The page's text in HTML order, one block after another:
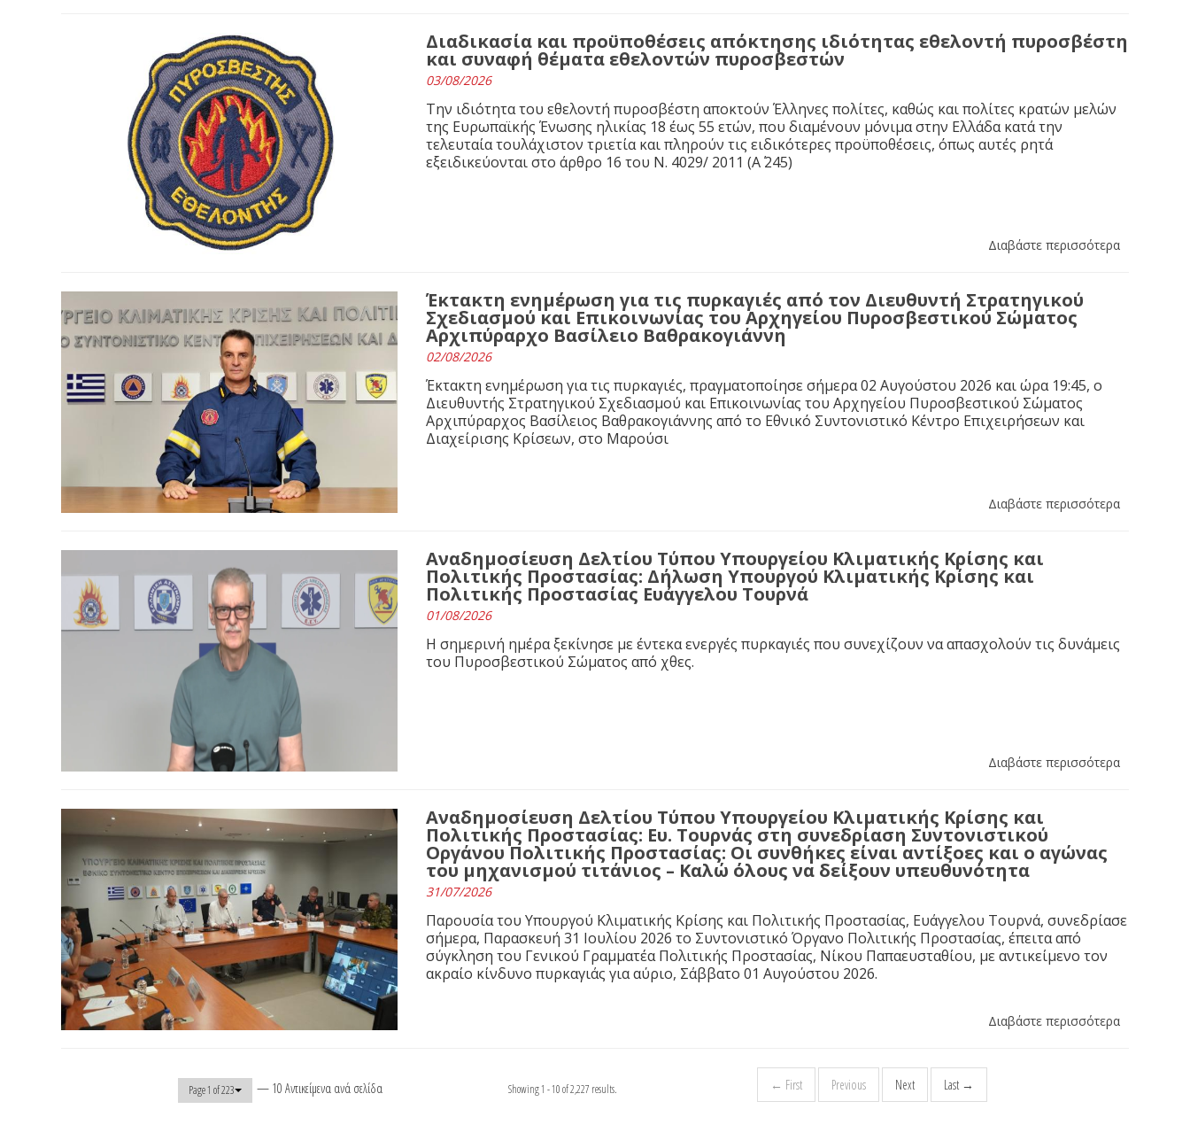
Διαδικασία και προϋποθέσεις απόκτησης ιδιότητας εθελοντή πυροσβέστη
και συναφή θέματα εθελοντών πυροσβεστών
03/08/2026
Την ιδιότητα του εθελοντή πυροσβέστη αποκτούν Έλληνες πολίτες, καθώς και πολίτες κρατών μελών
της Ευρωπαϊκής Ένωσης ηλικίας 18 έως 55 ετών, που διαμένουν μόνιμα στην Ελλάδα κατά την
τελευταία τουλάχιστον τριετία και πληρούν τις ειδικότερες προϋποθέσεις, όπως αυτές ρητά
εξειδικεύονται στο άρθρο 16 του N. 4029/ 2011 (Α΄ 245)
Διαβάστε περισσότερα
Έκτακτη ενημέρωση για τις πυρκαγιές από τον Διευθυντή Στρατηγικού
Σχεδιασμού και Επικοινωνίας του Αρχηγείου Πυροσβεστικού Σώματος
Αρχιπύραρχο Βασίλειο Βαθρακογιάννη
02/08/2026
Έκτακτη ενημέρωση για τις πυρκαγιές, πραγματοποίησε σήμερα 02 Αυγούστου 2026 και ώρα 19:45, ο
Διευθυντής Στρατηγικού Σχεδιασμού και Επικοινωνίας του Αρχηγείου Πυροσβεστικού Σώματος
Αρχιπύραρχος Βασίλειος Βαθρακογιάννης από το Εθνικό Συντονιστικό Κέντρο Επιχειρήσεων και
Διαχείρισης Κρίσεων, στο Μαρούσι
Διαβάστε περισσότερα
Αναδημοσίευση Δελτίου Τύπου Υπουργείου Κλιματικής Κρίσης και
Πολιτικής Προστασίας: Δήλωση Υπουργού Κλιματικής Κρίσης και
Πολιτικής Προστασίας Ευάγγελου Τουρνά
01/08/2026
Η σημερινή ημέρα ξεκίνησε με έντεκα ενεργές πυρκαγιές που συνεχίζουν να απασχολούν τις δυνάμεις
του Πυροσβεστικού Σώματος από χθες.
Διαβάστε περισσότερα
Αναδημοσίευση Δελτίου Τύπου Υπουργείου Κλιματικής Κρίσης και
Πολιτικής Προστασίας: Ευ. Τουρνάς στη συνεδρίαση Συντονιστικού
Οργάνου Πολιτικής Προστασίας: Οι συνθήκες είναι αντίξοες και ο αγώνας
του μηχανισμού τιτάνιος – Καλώ όλους να δείξουν υπευθυνότητα
31/07/2026
Παρουσία του Υπουργού Κλιματικής Κρίσης και Πολιτικής Προστασίας, Ευάγγελου Τουρνά, συνεδρίασε
σήμερα, Παρασκευή 31 Ιουλίου 2026 το Συντονιστικό Όργανο Πολιτικής Προστασίας, έπειτα από
σύγκληση του Γενικού Γραμματέα Πολιτικής Προστασίας, Νίκου Παπαευσταθίου, με αντικείμενο τον
ακραίο κίνδυνο πυρκαγιάς για αύριο, Σάββατο 01 Αυγούστου 2026.
Διαβάστε περισσότερα
Page 1 of 223 — 10 Αντικείμενα ανά σελίδα Showing 1 - 10 of 2,227 results. ← First Previous Next Last →